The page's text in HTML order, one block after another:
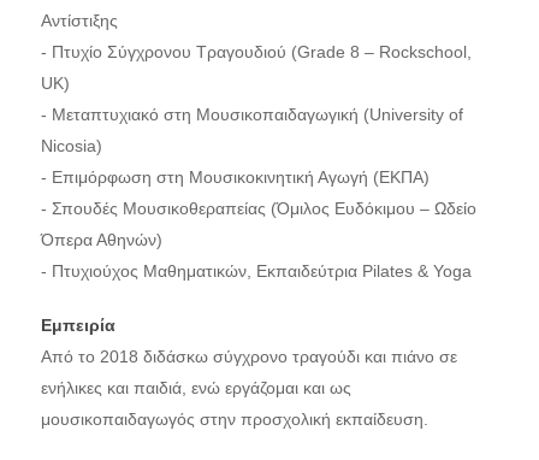
Αντίστιξης
- Πτυχίο Σύγχρονου Τραγουδιού (Grade 8 – Rockschool,
UK)
- Μεταπτυχιακό στη Μουσικοπαιδαγωγική (University of
Nicosia)
- Επιμόρφωση στη Μουσικοκινητική Αγωγή (ΕΚΠΑ)
- Σπουδές Μουσικοθεραπείας (Όμιλος Ευδόκιμου – Ωδείο
Όπερα Αθηνών)
- Πτυχιούχος Μαθηματικών, Εκπαιδεύτρια Pilates & Yoga
Εμπειρία
Από το 2018 διδάσκω σύγχρονο τραγούδι και πιάνο σε
ενήλικες και παιδιά, ενώ εργάζομαι και ως
μουσικοπαιδαγωγός στην προσχολική εκπαίδευση.